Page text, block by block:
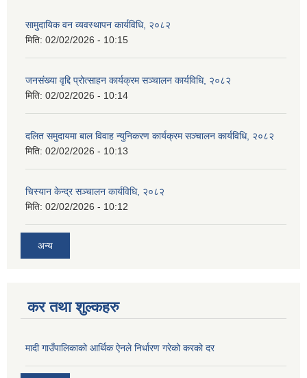
सामुदायिक वन व्यवस्थापन कार्यविधि, २०८२
मिति: 02/02/2026 - 10:15
जनसंख्या वृद्दि प्रोत्साहन कार्यक्रम सञ्‍चालन कार्यविधि, २०८२
मिति: 02/02/2026 - 10:14
दलित समुदायमा बाल विवाह न्युनिकरण कार्यक्रम सञ्‍चालन कार्यविधि, २०८२
मिति: 02/02/2026 - 10:13
चिस्यान केन्द्र सञ्‍चालन कार्यविधि, २०८२
मिति: 02/02/2026 - 10:12
अन्य
कर तथा शुल्कहरु
मादी गाउँपालिकाको आर्थिक ऐनले निर्धारण गरेको करको दर